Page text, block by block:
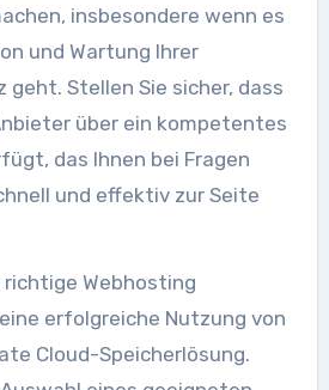
insbesondere wenn es
und Wartung Ihrer
Stellen Sie sicher, dass
über ein kompetentes
das Ihnen bei Fragen
und effektiv zur Seite
Webhosting
erfolgreiche Nutzung von
Cloud-Speicherlösung.